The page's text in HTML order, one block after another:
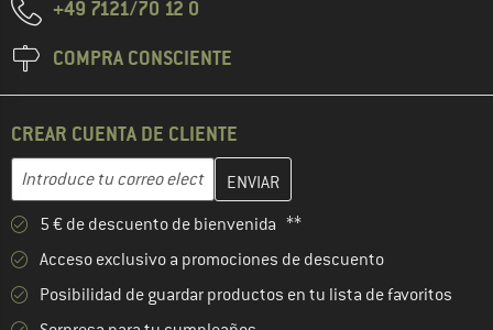
+49 7121/70 12 0
COMPRA CONSCIENTE
CREAR CUENTA DE CLIENTE
Dirección de correo electrónico
Introduce aquí tu dirección de correo electrónico y crea tu
5 € de descuento de bienvenida **
Acceso exclusivo a promociones de descuento
Posibilidad de guardar productos en tu lista de favoritos